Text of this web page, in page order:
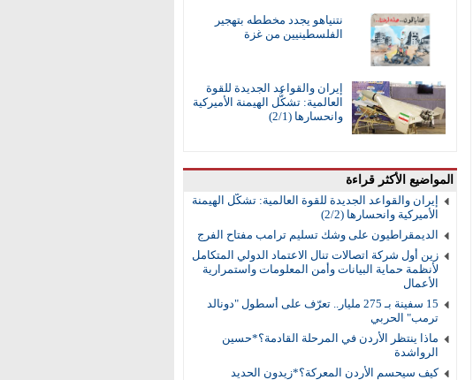
نتنياهو يجدد مخططه بتهجير
الفلسطينيين من غزة
إيران والقواعد الجديدة للقوة
العالمية: تشكُّل الهيمنة الأميركية
وانحسارها (2/1)
المواضيع الأكثر قراءة
إيران والقواعد الجديدة للقوة العالمية: تشكُّل الهيمنة
الأميركية وانحسارها (2/2)
الديمقراطيون على وشك تسليم ترامب مفتاح الفرج
زين أول شركة اتصالات تنال الاعتماد الدولي المتكامل
لأنظمة حماية البيانات وأمن المعلومات واستمرارية
الأعمال
15 سفينة بـ 275 مليار.. تعرّف على أسطول "دونالد
ترمب" الحربي
ماذا ينتظر الأردن في المرحلة القادمة؟*حسين
الرواشدة
كيف سيحسم الأردن المعركة؟*زيدون الحديد